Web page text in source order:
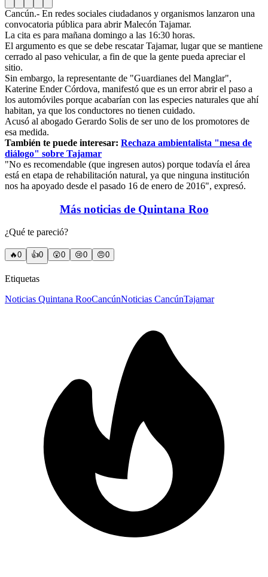
Cancún.- En redes sociales ciudadanos y organismos lanzaron una
convocatoria pública para abrir Malecón Tajamar.
La cita es para mañana domingo a las 16:30 horas.
El argumento es que se debe rescatar Tajamar, lugar que se mantiene
cerrado al paso vehicular, a fin de que la gente pueda apreciar el
sitio.
Sin embargo, la representante de "Guardianes del Manglar",
Katerine Ender Córdova, manifestó que es un error abrir el paso a
los automóviles porque acabarían con las especies naturales que ahí
habitan, ya que los conductores no tienen cuidado.
Acusó al abogado Gerardo Solis de ser uno de los promotores de
esa medida.
También te puede interesar: Rechaza ambientalista "mesa de
diálogo" sobre Tajamar
"No es recomendable (que ingresen autos) porque todavía el área
está en etapa de rehabilitación natural, ya que ninguna institución
nos ha apoyado desde el pasado 16 de enero de 2016", expresó.
Más noticias de Quintana Roo
¿Qué te pareció?
🔥0 👍0 😲0 😢0 😠0
Etiquetas
Noticias Quintana RooCancúnNoticias CancúnTajamar